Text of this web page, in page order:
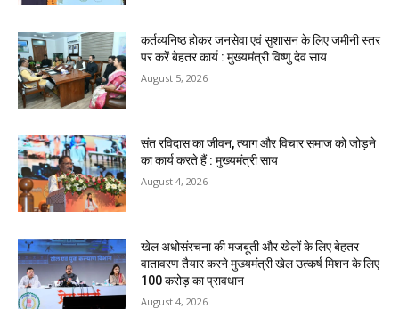
कर्तव्यनिष्ठ होकर जनसेवा एवं सुशासन के लिए जमीनी स्तर
पर करें बेहतर कार्य : मुख्यमंत्री विष्णु देव साय
August 5, 2026
संत रविदास का जीवन, त्याग और विचार समाज को जोड़ने
का कार्य करते हैं : मुख्यमंत्री साय
August 4, 2026
खेल अधोसंरचना की मजबूती और खेलों के लिए बेहतर
वातावरण तैयार करने मुख्यमंत्री खेल उत्कर्ष मिशन के लिए
100 करोड़ का प्रावधान
August 4, 2026